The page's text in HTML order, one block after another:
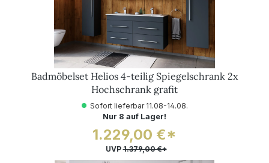
Badmöbelset Helios 4-teilig Spiegelschrank 2x
Hochschrank grafit
Sofort lieferbar 11.08-14.08.
Nur 8 auf Lager!
1.229,00 €*
UVP1.379,00 €*